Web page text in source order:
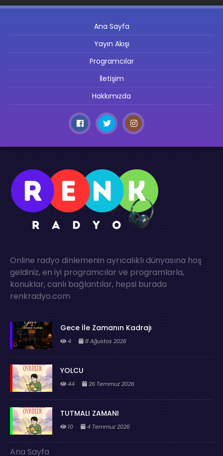
Ana Sayfa
Yayın Akışı
Programcılar
İletişim
Hakkımızda
Online radyo dinlemenin ayrıcalıklı dünyasına hoş
geldiniz, en iyi programcılar ve programlarla,
konuklar, canlı bağlantılar, hepsi burada
renkradyo.com
Gece İle Zamanın Kadrajı
4 8 Ağustos 2026
YOLCU
44 26 Temmuz 2026
TUTMALI ZAMANI
10 4 Temmuz 2026
Ana Sayfa